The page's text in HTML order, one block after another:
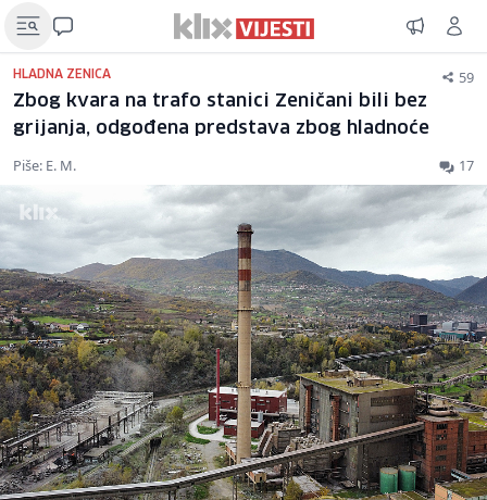
HLADNA ZENICA 59
Zbog kvara na trafo stanici Zeničani bili bez
grijanja, odgođena predstava zbog hladnoće
Piše: E. M. 17